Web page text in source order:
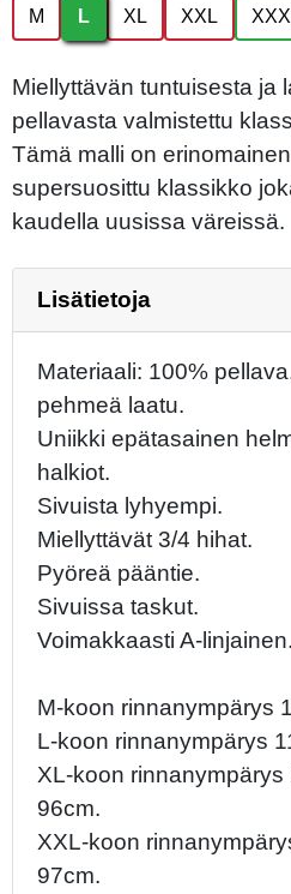
M
L XL XXL
Miellyttävän tuntuisesta ja
pellavasta valmistettu
Tämä malli on
supersuosittu klassikko
kaudella uusissa väreissä.
Lisätietoja
Materiaali: 100%
pehmeä laatu.
Uniikki epätasainen
halkiot.
Sivuista lyhyempi.
Miellyttävät 3/4 hihat.
Pyöreä pääntie.
Sivuissa taskut.
Voimakkaasti A-linjainen.
M-koon rinnanympärys
L-koon rinnanympärys
XL-koon rinnanympärys
96cm.
XXL-koon
97cm.